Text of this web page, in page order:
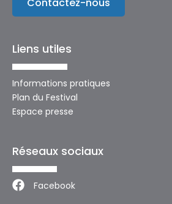
Liens utiles
Informations pratiques
Plan du Festival
Espace presse
Réseaux sociaux
Facebook